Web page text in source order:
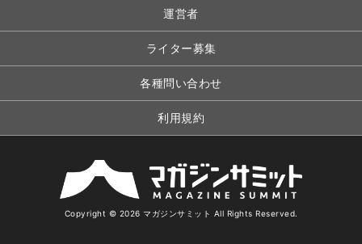
運営者
ライター募集
各種問い合わせ
利用規約
Copyright © 2026 マガジンサミット All Rights Reserved.